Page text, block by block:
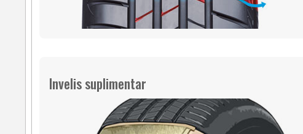
Invelis suplimentar